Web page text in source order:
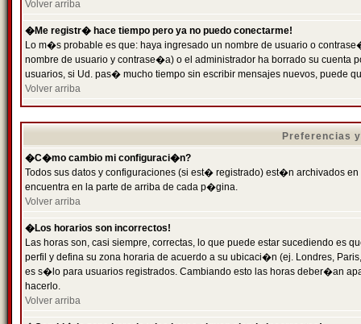
Volver arriba
�Me registr� hace tiempo pero ya no puedo conectarme!
Lo m�s probable es que: haya ingresado un nombre de usuario o
nombre de usuario y contrase�a) o el administrador ha borrado su
usuarios, si Ud. pas� mucho tiempo sin escribir mensajes nuevos, puede
Volver arriba
Preferencias
�C�mo cambio mi configuraci�n?
Todos sus datos y configuraciones (si est� registrado) est�n archivados
encuentra en la parte de arriba de cada p�gina.
Volver arriba
�Los horarios son incorrectos!
Las horas son, casi siempre, correctas, lo que puede estar sucediendo es
perfil y defina su zona horaria de acuerdo a su ubicaci�n (ej. Londres,
es s�lo para usuarios registrados. Cambiando esto las horas deber�an
hacerlo.
Volver arriba